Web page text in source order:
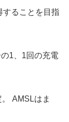
することを目指
1、1回の充電
AMSLはま